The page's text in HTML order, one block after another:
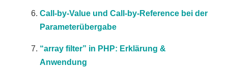
Call-by-Value und Call-by-Reference bei der
Parameterübergabe
“array filter” in PHP: Erklärung &
Anwendung